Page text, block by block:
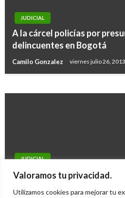
Valoramos tu privacidad.
Utilizamos cookies para mejorar tu
JUDICIAL
A la cárcel policías por
delincuentes en Bogotá
Camilo Gonzalez viernes julio 26, 2013
Ex para militar asegurado
JUDICIAL
ELN niega tener secuestrada